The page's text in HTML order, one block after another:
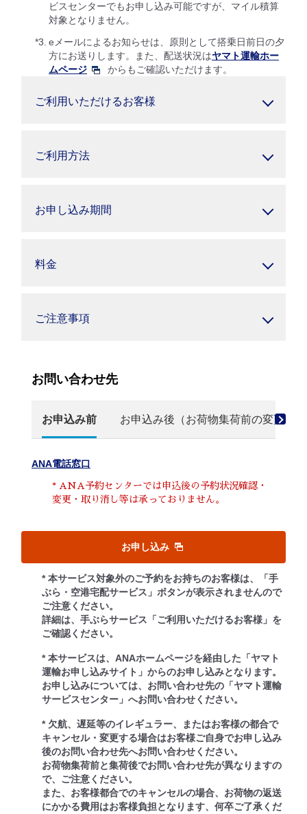
ビスセンターでもお申し込み可能ですが、マイル積算
対象となりません。
*3. eメールによるお知らせは、原則として搭乗日前日の夕
方にお送りします。また、配送状況はヤマト運輸ホー
ムページ
からもご確認いただけます。
ご利用いただけるお客様
ご利用方法
お申し込み期間
料金
ご注意事項
お問い合わせ先
お申込み前 お申込み後（お荷物集荷前の変更・
ANA電話窓口
* ANA予約センターでは申込後の予約状況確認・
変更・取り消し等は承っておりません。
お申し込み
* 本サービス対象外のご予約をお持ちのお客様は、「手
ぶら・空港宅配サービス」ボタンが表示されませんので
ご注意ください。
詳細は、手ぶらサービス「ご利用いただけるお客様」を
ご確認ください。
* 本サービスは、ANAホームページを経由した「ヤマト
運輸お申し込みサイト」からのお申し込みとなります。
お申し込みについては、お問い合わせ先の「ヤマト運輸
サービスセンター」へお問い合わせください。
* 欠航、遅延等のイレギュラー、またはお客様の都合で
キャンセル・変更する場合はお客様ご自身でお申し込み
後のお問い合わせ先へお問い合わせください。
お荷物集荷前と集荷後でお問い合わせ先が異なりますの
で、ご注意ください。
また、お客様都合でのキャンセルの場合、お荷物の返送
にかかる費用はお客様負担となります、何卒ご了承くだ